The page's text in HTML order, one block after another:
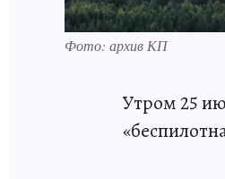
Фото: архив КП
Утром 25